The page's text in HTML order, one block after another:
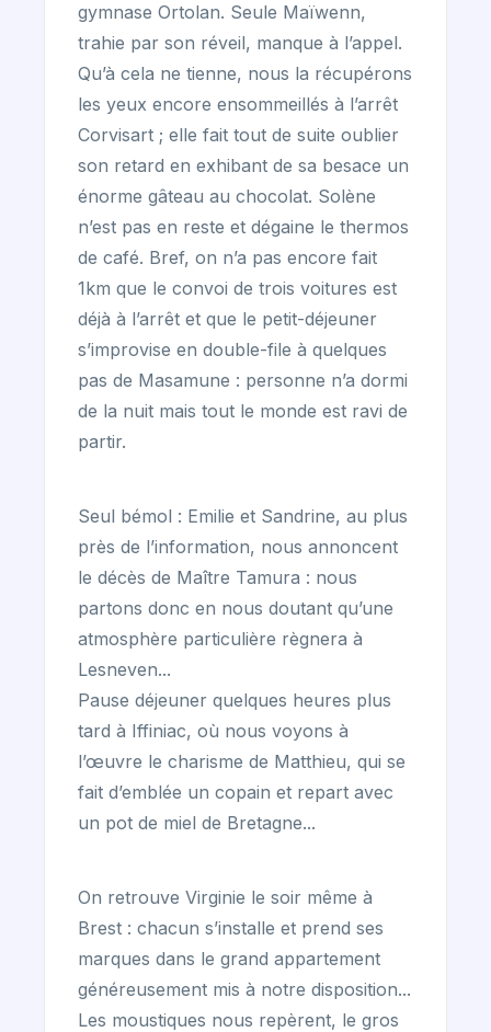
gymnase Ortolan. Seule Maïwenn,
trahie par son réveil, manque à l’appel.
Qu’à cela ne tienne, nous la récupérons
les yeux encore ensommeillés à l’arrêt
Corvisart ; elle fait tout de suite oublier
son retard en exhibant de sa besace un
énorme gâteau au chocolat. Solène
n’est pas en reste et dégaine le thermos
de café. Bref, on n’a pas encore fait
1km que le convoi de trois voitures est
déjà à l’arrêt et que le petit-déjeuner
s’improvise en double-file à quelques
pas de Masamune : personne n’a dormi
de la nuit mais tout le monde est ravi de
partir.
Seul bémol : Emilie et Sandrine, au plus
près de l’information, nous annoncent
le décès de Maître Tamura : nous
partons donc en nous doutant qu’une
atmosphère particulière règnera à
Lesneven...
Pause déjeuner quelques heures plus
tard à Iffiniac, où nous voyons à
l’œuvre le charisme de Matthieu, qui se
fait d’emblée un copain et repart avec
un pot de miel de Bretagne...
On retrouve Virginie le soir même à
Brest : chacun s’installe et prend ses
marques dans le grand appartement
généreusement mis à notre disposition...
Les moustiques nous repèrent, le gros